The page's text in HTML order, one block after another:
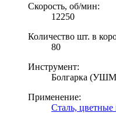
Скорость, об/мин:
12250
Количество шт. в
80
Инструмент:
Болгарка
Применение:
Сталь, цветные